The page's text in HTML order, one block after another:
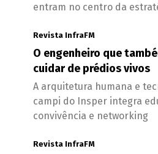
entram no centro da
Revista InfraFM
O engenheiro que
cuidar de prédios vivos
A arquitetura humana e
campi do Insper integra
convivência e networking
Revista InfraFM